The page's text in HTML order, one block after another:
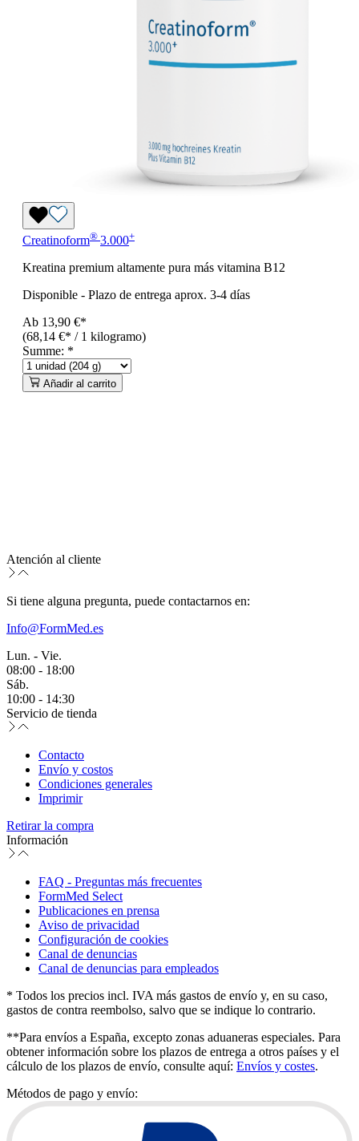
Creatinoform® 3.000+
Kreatina premium altamente pura más vitamina B12
Disponible - Plazo de entrega aprox. 3-4 días
Ab 13,90 €*
(68,14 €* / 1 kilogramo)
Summe: *
Añadir al carrito
Atención al cliente
Si tiene alguna pregunta, puede contactarnos en:
Info@FormMed.es
Lun. - Vie.
08:00 - 18:00
Sáb.
10:00 - 14:30
Servicio de tienda
Contacto
Envío y costos
Condiciones generales
Imprimir
Retirar la compra
Información
FAQ - Preguntas más frecuentes
FormMed Select
Publicaciones en prensa
Aviso de privacidad
Configuración de cookies
Canal de denuncias
Canal de denuncias para empleados
* Todos los precios incl. IVA más gastos de envío y, en su caso,
gastos de contra reembolso, salvo que se indique lo contrario.
**Para envíos a España, excepto zonas aduaneras especiales. Para
obtener información sobre los plazos de entrega a otros países y el
cálculo de los plazos de envío, consulte aquí: Envíos y costes.
Métodos de pago y envío: